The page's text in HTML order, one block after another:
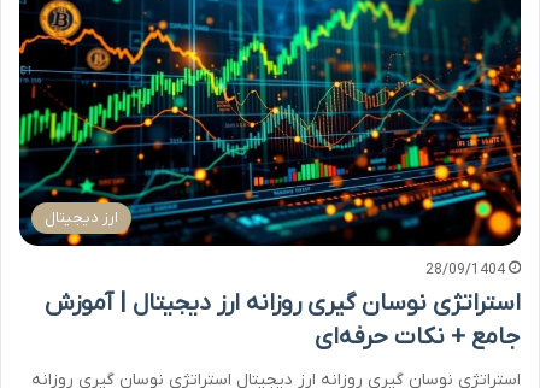
ارز دیجیتال
28/09/1404
استراتژی نوسان گیری روزانه ارز دیجیتال | آموزش
جامع + نکات حرفه‌ای
استراتژی نوسان گیری روزانه ارز دیجیتال استراتژی نوسان گیری روزانه